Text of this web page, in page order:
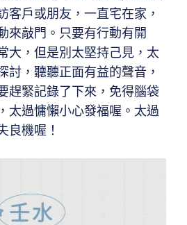
客戶或朋友，一直宅在家，
來敲門。只要有行動有開
大，但是別太堅持己見，太
討，聽聽正面有益的聲音，
趕緊記錄了下來，免得腦袋
太過慵懶小心發福喔。太過
良機喔！